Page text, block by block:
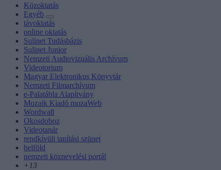
Közoktatás
Egyéb
távoktatás
online oktatás
Sulinet Tudásbázis
Sulinet Junior
Nemzeti Audiovizuális Archívum
Videotorium
Magyar Elektronikus Könyvtár
Nemzeti Filmarchívum
e-Palatábla Alapítvány
Mozaik Kiadó mozaWeb
Wordwall
Okosdoboz
Videotanár
rendkívüli tanítási szünet
belföld
nemzeti köznevelési portál
+13